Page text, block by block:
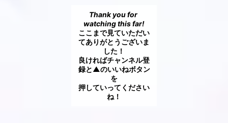
Thank you for
watching this far!
ここまで見ていただい
てありがとうございま
した！
良ければチャンネル登
録と▲のいいねボタン
を
押していってください
ね！